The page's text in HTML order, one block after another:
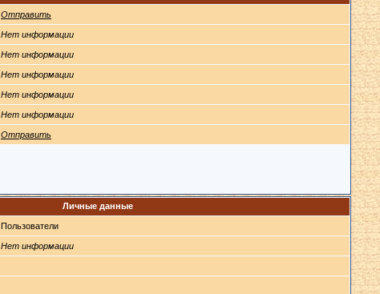
Отправить
Нет информации
Нет информации
Нет информации
Нет информации
Нет информации
Отправить
Личные данные
Пользователи
Нет информации